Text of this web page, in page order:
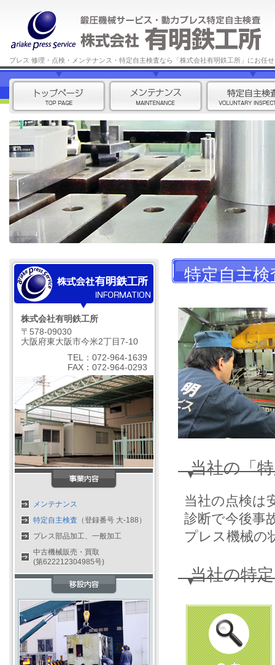
プレス 修理・点検・メンテナンス・特定自主検査なら「株式会社有明鉄工所」にお任
特定自主検
当社の「
当社の点検は
診断で今後事
プレス機械の
当社の特
株式会社有明鉄工所
〒578-09030
大阪府東大阪市今米2丁目7-10
TEL：072-964-1639
FAX：072-964-0293
メンテナンス
特定自主検査 （登録番号 大-188）
プレス部品加工、一般加工
中古機械販売・買取
(第622212304985号)